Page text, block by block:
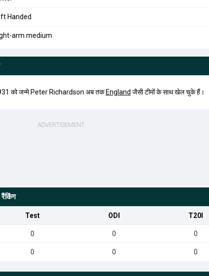
Handed
arm medium
को जन्मे Peter Richardson अब तक England जैसी टीमों के साथ खेल चुके हैं।
Test ODI T20I
0 0 0
0 0 0